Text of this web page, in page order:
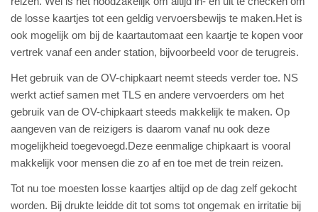
de losse kaartjes tot een geldig vervoersbewijs te maken.Het is
ook mogelijk om bij de kaartautomaat een kaartje te kopen voor
vertrek vanaf een ander station, bijvoorbeeld voor de terugreis.
Het gebruik van de OV-chipkaart neemt steeds verder toe. NS
werkt actief samen met TLS en andere vervoerders om het
gebruik van de OV-chipkaart steeds makkelijk te maken. Op
aangeven van de reizigers is daarom vanaf nu ook deze
mogelijkheid toegevoegd.Deze eenmalige chipkaart is vooral
makkelijk voor mensen die zo af en toe met de trein reizen.
Tot nu toe moesten losse kaartjes altijd op de dag zelf gekocht
worden. Bij drukte leidde dit tot soms tot ongemak en irritatie bij